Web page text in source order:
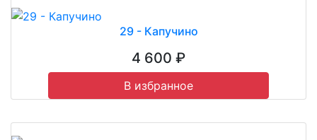
29 - Капучино
4 600 ₽
В избранное